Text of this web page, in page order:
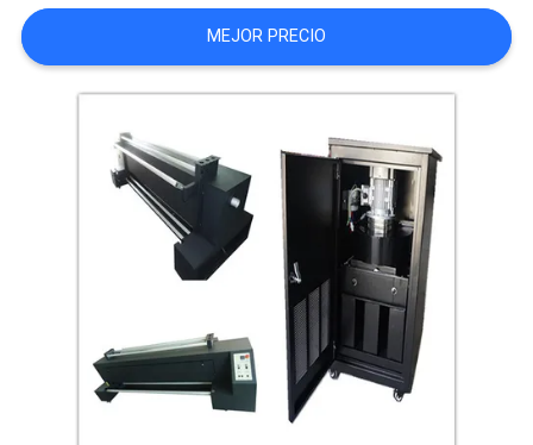
NEWS
MAPA
PRIVACIDAD
MEJOR PRECIO